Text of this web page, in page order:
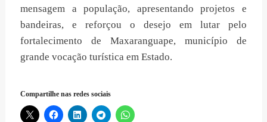
mensagem a população, apresentando projetos e
bandeiras, e reforçou o desejo em lutar pelo
fortalecimento de Maxaranguape, município de
grande vocação turística em Estado.
Compartilhe nas redes sociais